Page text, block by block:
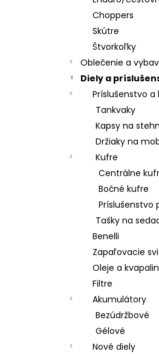
Choppers
Skútre
Štvorkoľky
Oblečenie a
Diely a
Príslušenstvo a
Tankvaky
Kapsy na
Držiaky na
Kufre
Centrálne
Bočné kufre
Príslušenstvo
Tašky na
Benelli
Zapaľovacie
Oleje a
Filtre
Akumulátory
Bezúdržbové
Gélové
Nové diely